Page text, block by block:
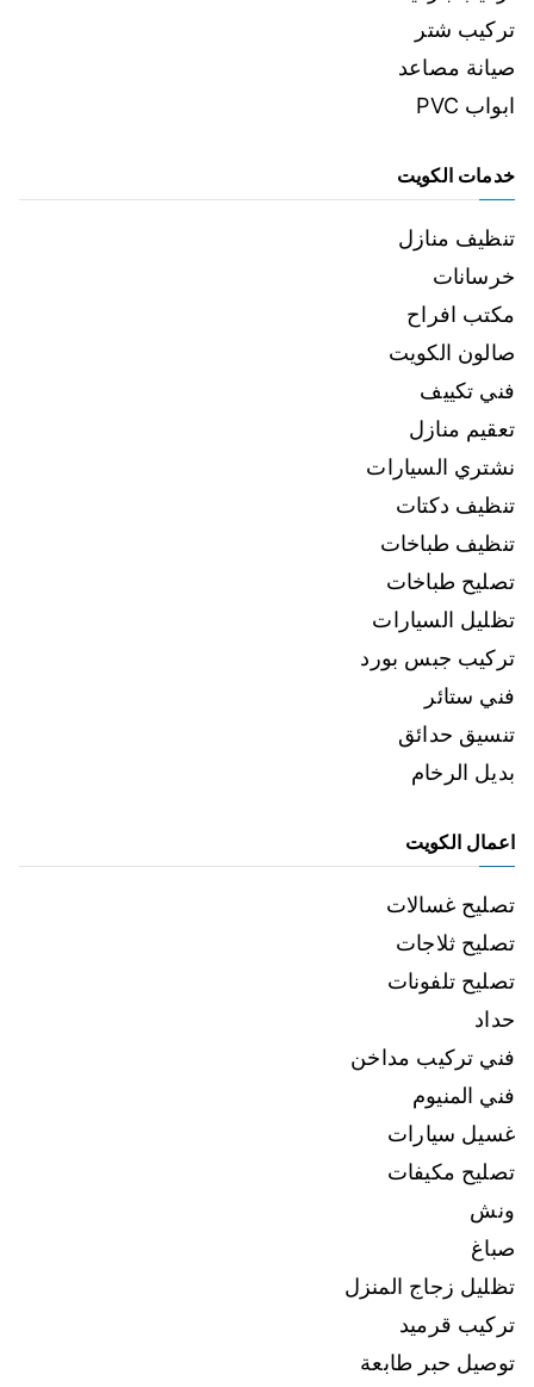
تركيب شتر
صيانة مصاعد
ابواب PVC
خدمات الكويت
تنظيف منازل
خرسانات
مكتب افراح
صالون الكويت
فني تكييف
تعقيم منازل
نشتري السيارات
تنظيف دكتات
تنظيف طباخات
تصليح طباخات
تظليل السيارات
تركيب جبس بورد
فني ستائر
تنسيق حدائق
بديل الرخام
اعمال الكويت
تصليح غسالات
تصليح ثلاجات
تصليح تلفونات
حداد
فني تركيب مداخن
فني المنيوم
غسيل سيارات
تصليح مكيفات
ونش
صباغ
تظليل زجاج المنزل
تركيب قرميد
توصيل حبر طابعة